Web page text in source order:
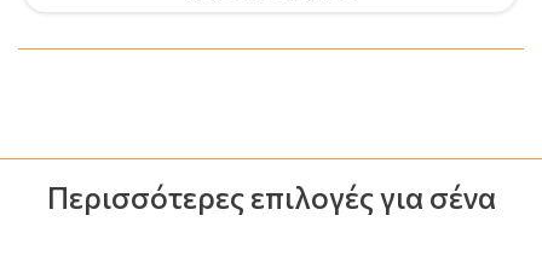
Περισσότερες επιλογές για σένα